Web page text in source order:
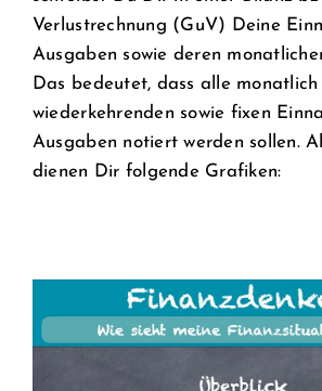
Verlustrechnung (GuV) Deine
Ausgaben sowie deren
Das bedeutet, dass alle monatlich
wiederkehrenden sowie fixen
Ausgaben notiert werden sollen.
dienen Dir folgende Grafiken: